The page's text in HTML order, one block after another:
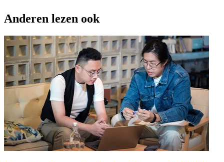
Anderen lezen ook